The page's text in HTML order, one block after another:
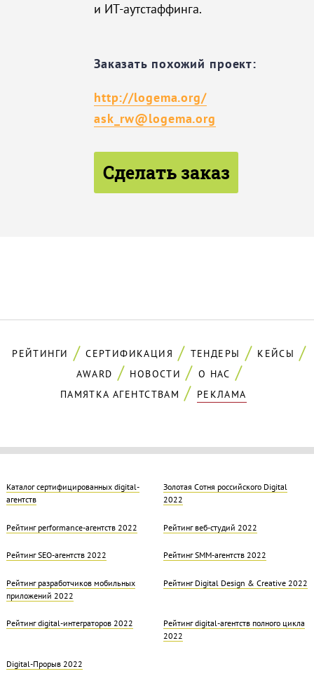
и ИТ-аутстаффинга.
Заказать похожий проект:
http://logema.org/
ask_rw@logema.org
Сделать заказ
РЕЙТИНГИ СЕРТИФИКАЦИЯ ТЕНДЕРЫ
КЕЙСЫ
AWARD
НОВОСТИ
О НАС
ПАМЯТКА АГЕНТСТВАМ
РЕКЛАМА
Каталог сертифицированных digital-
агентств
Золотая Cотня российского Digital
2022
Рейтинг performance-агентств 2022 Рейтинг веб-студий 2022
Рейтинг SEO-агентств 2022 Рейтинг SMM-агентств 2022
Рейтинг разработчиков мобильных
приложений 2022
Рейтинг Digital Design & Creative 2022
Рейтинг digital-интеграторов 2022
Рейтинг digital-агентств полного цикла
2022
Digital-Прорыв 2022